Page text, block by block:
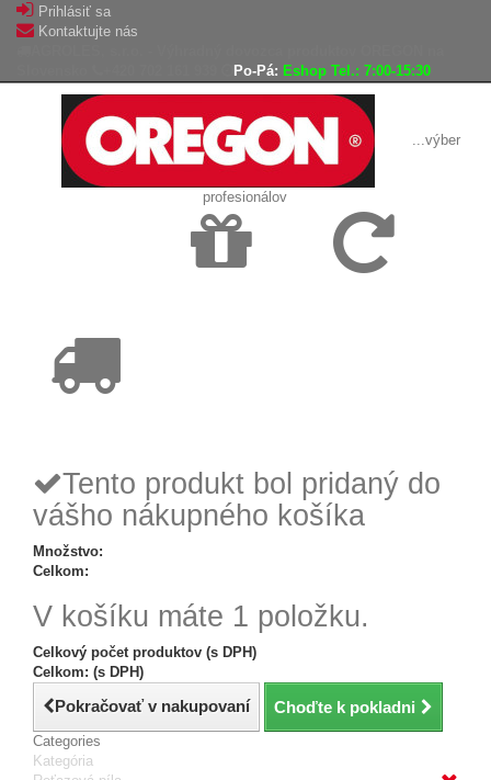
Prihlásiť sa
Kontaktujte nás
Po-Pá: Eshop Tel.: 7:00-15:30
...výber
profesionálov
Tento produkt bol pridaný do
vášho nákupného košíka
Množstvo:
Celkom:
V košíku máte 1 položku.
Celkový počet produktov (s DPH)
Celkom: (s DPH)
Pokračovať v nakupovaní Choďte k pokladni
Categories
Kategória